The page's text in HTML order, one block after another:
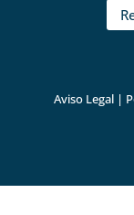
Aviso Legal |